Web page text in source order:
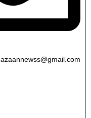
azaannewss@gmail.com